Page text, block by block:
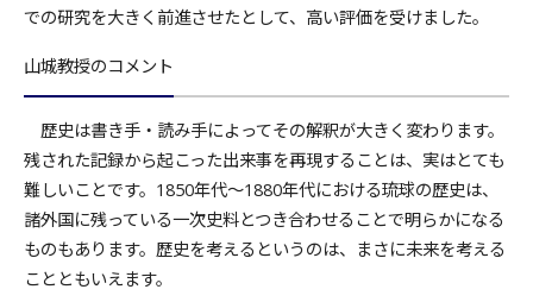
での研究を大きく前進させたとして、高い評価を受けました。
山城教授のコメント
歴史は書き手・読み手によってその解釈が大きく変わります。
残された記録から起こった出来事を再現することは、実はとても
難しいことです。1850年代〜1880年代における琉球の歴史は、
諸外国に残っている一次史料とつき合わせることで明らかになる
ものもあります。歴史を考えるというのは、まさに未来を考える
ことともいえます。